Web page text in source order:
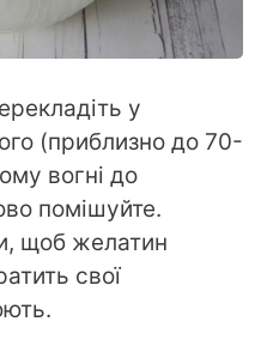
у
(приблизно до 70-
вогні до
помішуйте.
щоб желатин
свої